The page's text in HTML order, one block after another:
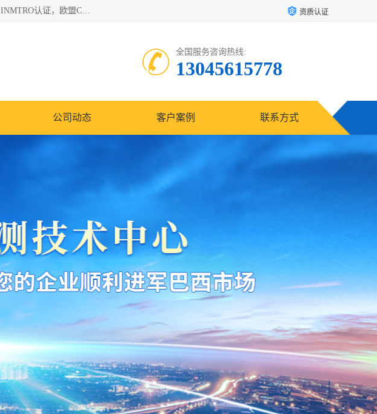
*是一家的测试、评估、检查与认机构，主要从事巴西NR10认证、NR12认证、NR13认证；ANATEL认证、INMTRO认证，欧盟CE认证：MD认证，PED认证，MID认证，ATEX认证，德国蓝色天使认证。 资质认证
全国服务咨询热线:
13045615778
公司动态 客户案例 联系方式